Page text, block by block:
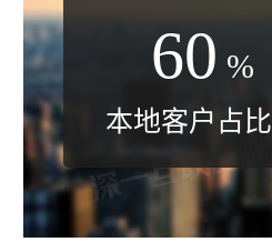
60 %
本地客户占比